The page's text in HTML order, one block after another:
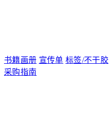
书籍画册 宣传单 标签/不干胶
采购指南